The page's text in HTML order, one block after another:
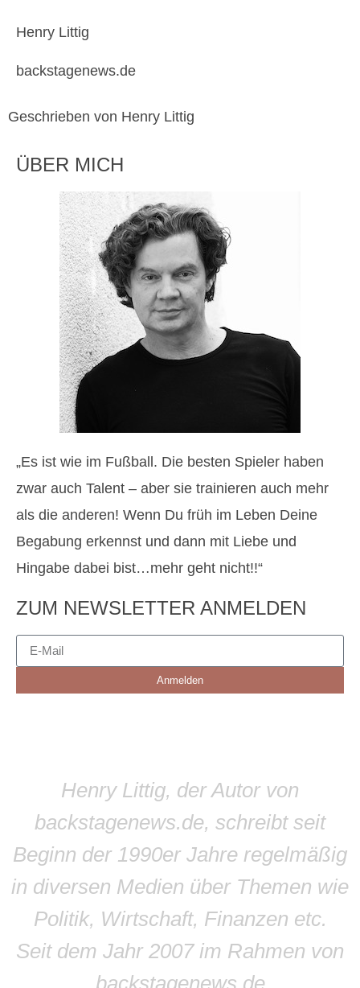
Henry Littig
backstagenews.de
Geschrieben von Henry Littig
ÜBER MICH
„Es ist wie im Fußball. Die besten Spieler haben
zwar auch Talent – aber sie trainieren auch mehr
als die anderen! Wenn Du früh im Leben Deine
Begabung erkennst und dann mit Liebe und
Hingabe dabei bist…mehr geht nicht!!“
ZUM NEWSLETTER ANMELDEN
Anmelden
Henry Littig, der Autor von
backstagenews.de, schreibt seit
Beginn der 1990er Jahre regelmäßig
in diversen Medien über Themen wie
Politik, Wirtschaft, Finanzen etc.
Seit dem Jahr 2007 im Rahmen von
backstagenews.de